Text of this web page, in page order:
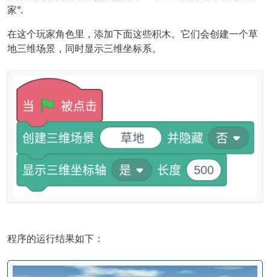
家".
在这个玩家角色里，添加下面这些积木。它们会创建一个草
地三维场景，同时显示三维坐标系。
程序的运行结果如下：